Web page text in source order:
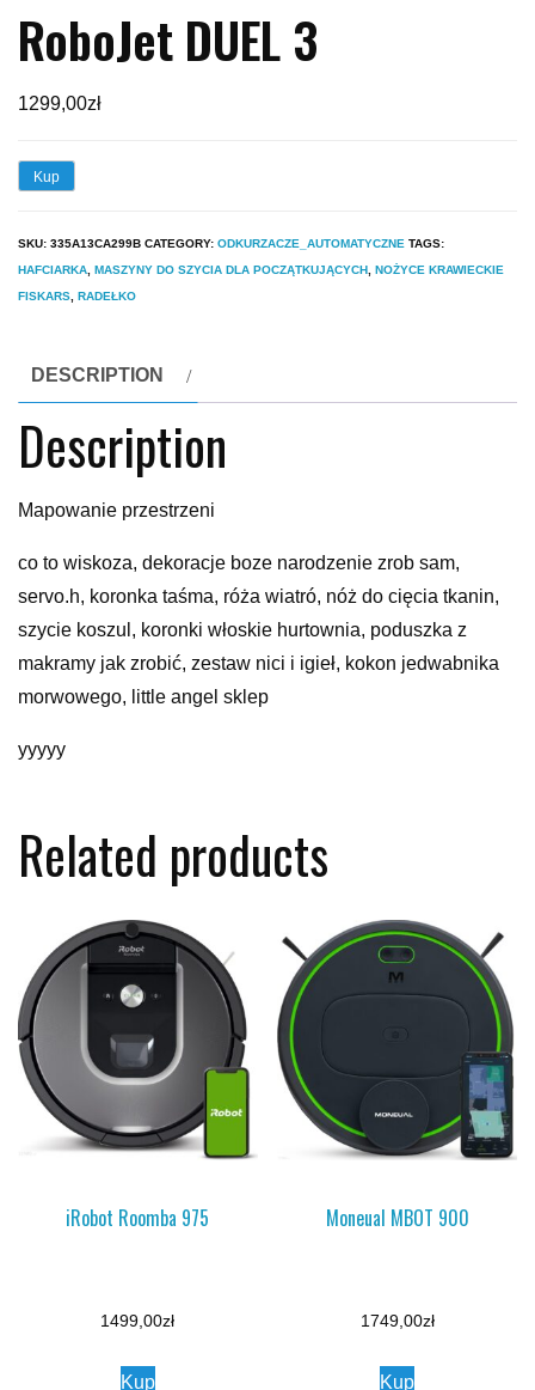
RoboJet DUEL 3
1299,00zł
Kup
SKU: 335A13CA299B CATEGORY: ODKURZACZE_AUTOMATYCZNE TAGS:
HAFCIARKA MASZYNY DO SZYCIA DLA POCZĄTKUJĄCYCH NOŻYCE KRAWIECKIE
FISKARS RADEŁKO
DESCRIPTION
Description
Mapowanie przestrzeni
co to wiskoza, dekoracje boze narodzenie zrob sam,
servo.h, koronka taśma, róża wiatró, nóż do cięcia tkanin,
szycie koszul, koronki włoskie hurtownia, poduszka z
makramy jak zrobić, zestaw nici i igieł, kokon jedwabnika
morwowego, little angel sklep
yyyyy
Related products
iRobot Roomba 975
1499,00zł
Kup
Moneual MBOT 900
1749,00zł
Kup